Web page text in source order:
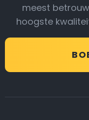
meest
hoogste